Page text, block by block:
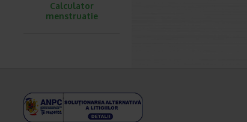
Calculator
menstruatie